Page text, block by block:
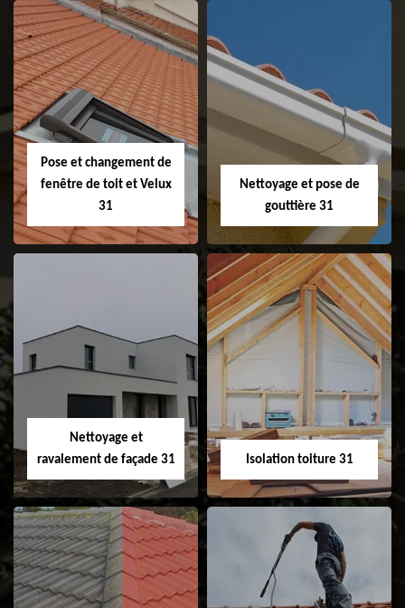
Couvreur 31
Etanchéité de
faitage et faitière
31
Pose et changement de
fenêtre de toit et Velux
31
Pose et
changement de
fenêtre de toit et
Velux 31
Nettoyage et pose de
gouttière 31
Nettoyage et pose
Nettoyage et
ravalement de façade 31
Nettoyage et
Isolation toiture 31
Isolation toiture 31